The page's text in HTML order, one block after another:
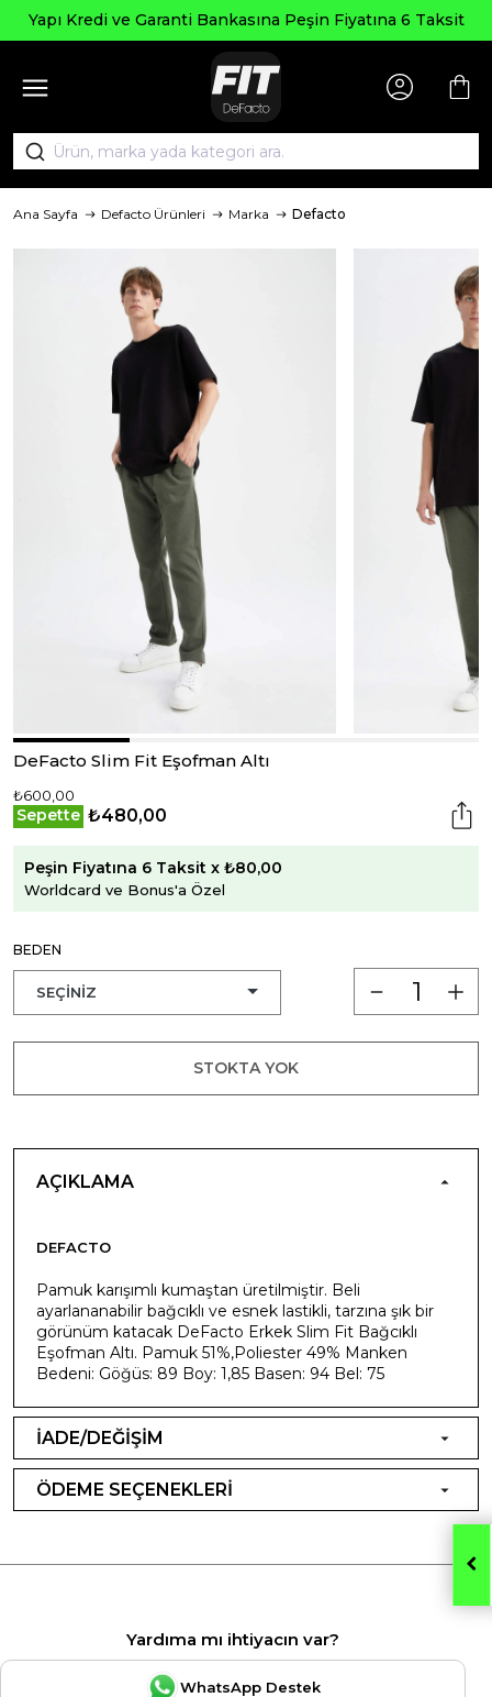
Yapı Kredi ve Garanti Bankasına Peşin Fiyatına 6 Taksit
Ana Sayfa Defacto Ürünleri Marka Defacto
DeFacto Slim Fit Eşofman Altı
₺600,00
Sepette ₺480,00
Peşin Fiyatına 6 Taksit x ₺80,00
Worldcard ve Bonus'a Özel
BEDEN
STOKTA YOK
AÇIKLAMA
DEFACTO
Pamuk karışımlı kumaştan üretilmiştir. Beli
ayarlananabilir bağcıklı ve esnek lastikli, tarzına şık bir
görünüm katacak DeFacto Erkek Slim Fit Bağcıklı
Eşofman Altı. Pamuk 51%,Poliester 49% Manken
Bedeni: Göğüs: 89 Boy: 1,85 Basen: 94 Bel: 75
İADE/DEĞİŞİM
ÖDEME SEÇENEKLERİ
Yardıma mı ihtiyacın var?
WhatsApp Destek